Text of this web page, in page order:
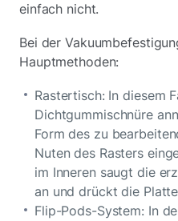
einfach nicht.
Bei der
Hauptmethoden:
Rastertisch: In diesem
Dichtgummischnüre
Form des zu
Nuten des Rasters
im Inneren saugt die
an und drückt die
Flip-Pods-System: In